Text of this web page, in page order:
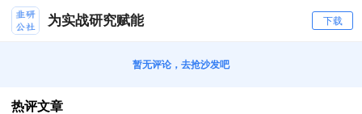
为实战研究赋能 下载
暂无评论，去抢沙发吧
热评文章